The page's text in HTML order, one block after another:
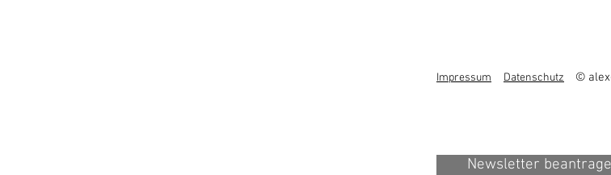
Impressum Datenschutz ©
Newsletter